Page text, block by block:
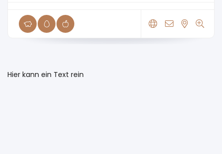
Hier kann ein Text rein